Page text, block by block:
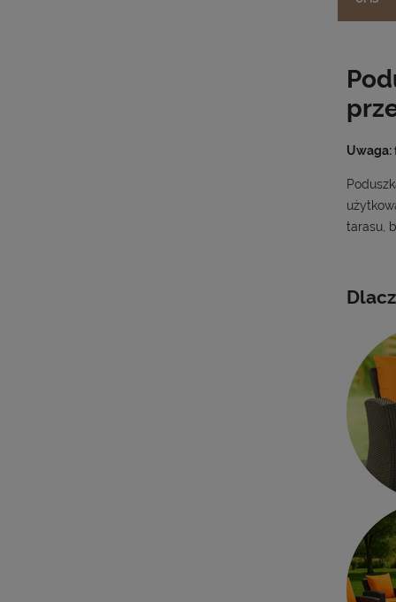
Uwaga:
tarasu,